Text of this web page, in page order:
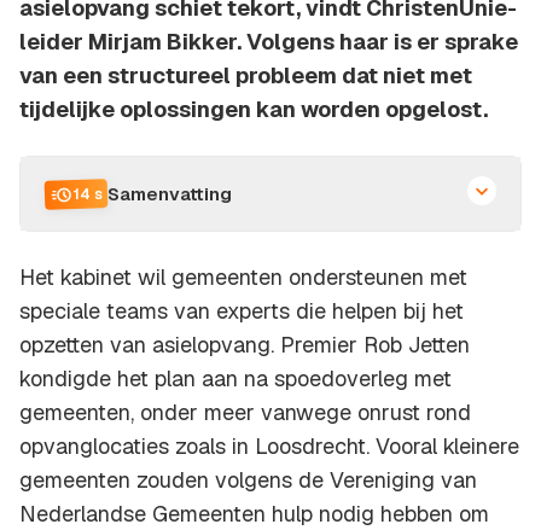
asielopvang schiet tekort, vindt ChristenUnie-
leider Mirjam Bikker. Volgens haar is er sprake
van een structureel probleem dat niet met
tijdelijke oplossingen kan worden opgelost.
14 s Samenvatting
Het kabinet wil gemeenten ondersteunen met
speciale teams van experts die helpen bij het
opzetten van asielopvang. Premier Rob Jetten
kondigde het plan aan na spoedoverleg met
gemeenten, onder meer vanwege onrust rond
opvanglocaties zoals in Loosdrecht. Vooral kleinere
gemeenten zouden volgens de Vereniging van
Nederlandse Gemeenten hulp nodig hebben om